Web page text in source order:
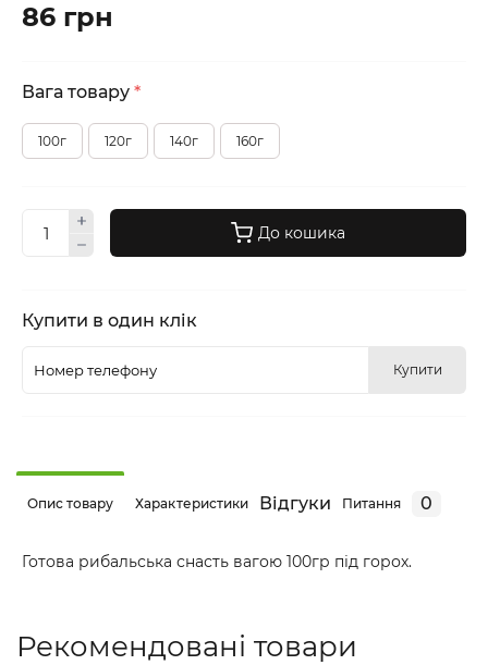
86 грн
Вага товару *
100г 120г 140г 160г
До кошика
Купити в один клік
Купити
Опис товару Характеристики Відгуки Питання 0
Готова рибальська снасть вагою 100гр під горох.
Рекомендовані товари